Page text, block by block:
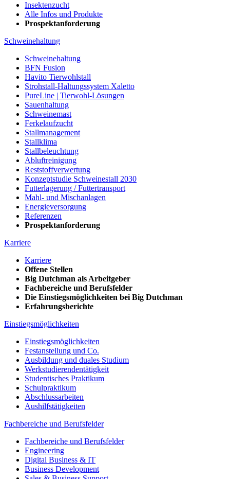
Insektenzucht
Alle Infos und Produkte
Prospektanforderung
Schweinehaltung
Schweinehaltung
BFN Fusion
Havito Tierwohlstall
Strohstall-Haltungssystem Xaletto
PureLine | Tierwohl-Lösungen
Sauenhaltung
Schweinemast
Ferkelaufzucht
Stallmanagement
Stallklima
Stallbeleuchtung
Abluftreinigung
Reststoffverwertung
Konzeptstudie Schweinestall 2030
Futterlagerung / Futtertransport
Mahl- und Mischanlagen
Energieversorgung
Referenzen
Prospektanforderung
Karriere
Karriere
Offene Stellen
Big Dutchman als Arbeitgeber
Fachbereiche und Berufsfelder
Die Einstiegsmöglichkeiten bei Big Dutchman
Erfahrungsberichte
Einstiegsmöglichkeiten
Einstiegsmöglichkeiten
Festanstellung und Co.
Ausbildung und duales Studium
Werkstudierendentätigkeit
Studentisches Praktikum
Schulpraktikum
Abschlussarbeiten
Aushilfstätigkeiten
Fachbereiche und Berufsfelder
Fachbereiche und Berufsfelder
Engineering
Digital Business & IT
Business Development